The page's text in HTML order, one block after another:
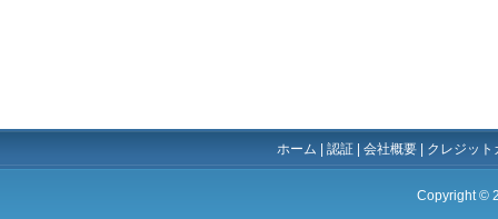
ホーム 認証 会社概要 クレジッ
Copyright ©